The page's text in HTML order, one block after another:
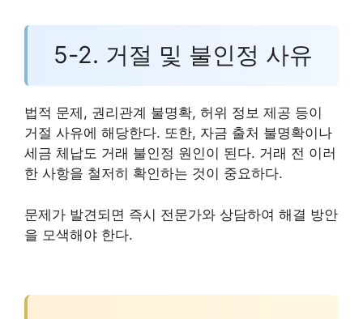
5-2. 거절 및 불인정 사유
법적 문제, 권리관계 불명확, 허위 정보 제공 등이
거절 사유에 해당한다. 또한, 자금 출처 불명확이나
세금 체납도 거래 불인정 원인이 된다. 거래 전 이러
한 사항을 철저히 확인하는 것이 중요하다.
문제가 발견되면 즉시 전문가와 상담하여 해결 방안
을 모색해야 한다.